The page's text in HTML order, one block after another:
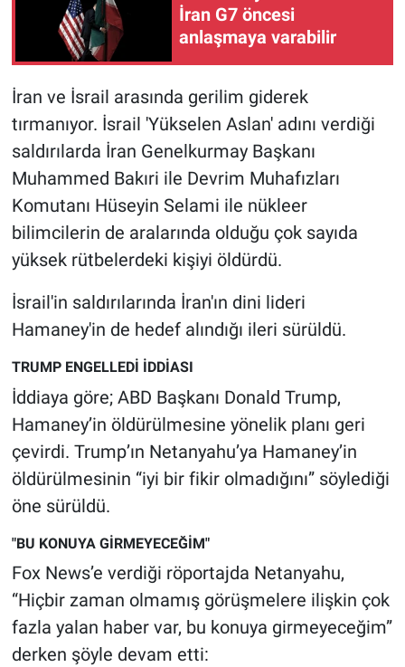
İran G7 öncesi
anlaşmaya varabilir
İran ve İsrail arasında gerilim giderek
tırmanıyor. İsrail 'Yükselen Aslan' adını verdiği
saldırılarda İran Genelkurmay Başkanı
Muhammed Bakıri ile Devrim Muhafızları
Komutanı Hüseyin Selami ile nükleer
bilimcilerin de aralarında olduğu çok sayıda
yüksek rütbelerdeki kişiyi öldürdü.
İsrail'in saldırılarında İran'ın dini lideri
Hamaney'in de hedef alındığı ileri sürüldü.
TRUMP ENGELLEDİ İDDİASI
İddiaya göre; ABD Başkanı Donald Trump,
Hamaney’in öldürülmesine yönelik planı geri
çevirdi. Trump’ın Netanyahu’ya Hamaney’in
öldürülmesinin “iyi bir fikir olmadığını” söylediği
öne sürüldü.
"BU KONUYA GİRMEYECEĞİM"
Fox News’e verdiği röportajda Netanyahu,
“Hiçbir zaman olmamış görüşmelere ilişkin çok
fazla yalan haber var, bu konuya girmeyeceğim”
derken şöyle devam etti:
Gündem Özel
Günün görüntüsü
Haber
İlan
Kimdir
Kültür Sanat
Ne demişti
Nedir
Popüler
Programlar
Sağlık
Spor
Teknoloji